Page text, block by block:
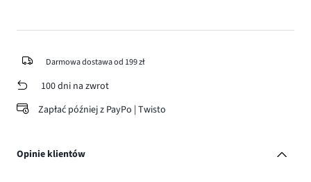
Darmowa dostawa od 199 zł
100 dni na zwrot
Zapłać później z PayPo | Twisto
Opinie klientów